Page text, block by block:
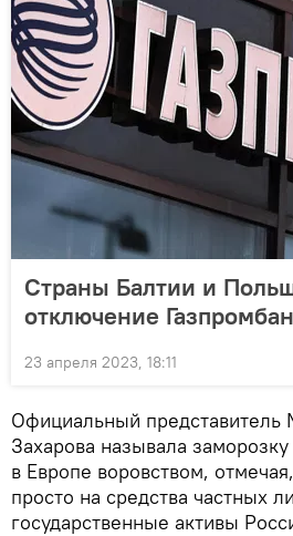
Страны Балтии и
отключение
23 апреля 2023, 18:11
Официальный
Захарова называла
в Европе воровством,
просто на средства частных
государственные активы